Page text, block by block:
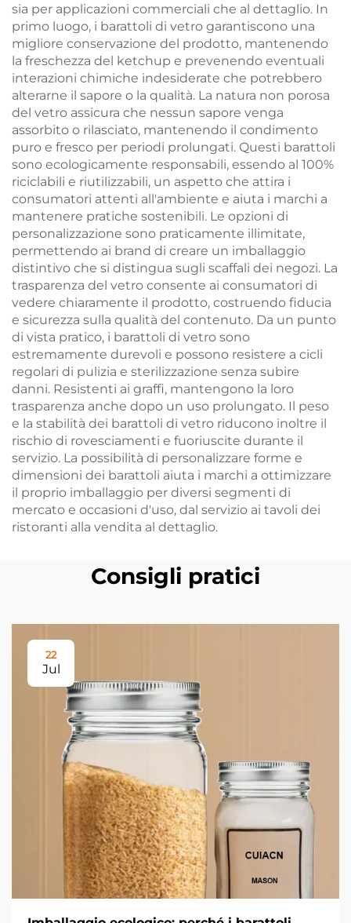
sia per applicazioni commerciali che al dettaglio. In
primo luogo, i barattoli di vetro garantiscono una
migliore conservazione del prodotto, mantenendo
la freschezza del ketchup e prevenendo eventuali
interazioni chimiche indesiderate che potrebbero
alterarne il sapore o la qualità. La natura non porosa
del vetro assicura che nessun sapore venga
assorbito o rilasciato, mantenendo il condimento
puro e fresco per periodi prolungati. Questi barattoli
sono ecologicamente responsabili, essendo al 100%
riciclabili e riutilizzabili, un aspetto che attira i
consumatori attenti all'ambiente e aiuta i marchi a
mantenere pratiche sostenibili. Le opzioni di
personalizzazione sono praticamente illimitate,
permettendo ai brand di creare un imballaggio
distintivo che si distingua sugli scaffali dei negozi. La
trasparenza del vetro consente ai consumatori di
vedere chiaramente il prodotto, costruendo fiducia
e sicurezza sulla qualità del contenuto. Da un punto
di vista pratico, i barattoli di vetro sono
estremamente durevoli e possono resistere a cicli
regolari di pulizia e sterilizzazione senza subire
danni. Resistenti ai graffi, mantengono la loro
trasparenza anche dopo un uso prolungato. Il peso
e la stabilità dei barattoli di vetro riducono inoltre il
rischio di rovesciamenti e fuoriuscite durante il
servizio. La possibilità di personalizzare forme e
dimensioni dei barattoli aiuta i marchi a ottimizzare
il proprio imballaggio per diversi segmenti di
mercato e occasioni d'uso, dal servizio ai tavoli dei
ristoranti alla vendita al dettaglio.
Consigli pratici
22
Jul